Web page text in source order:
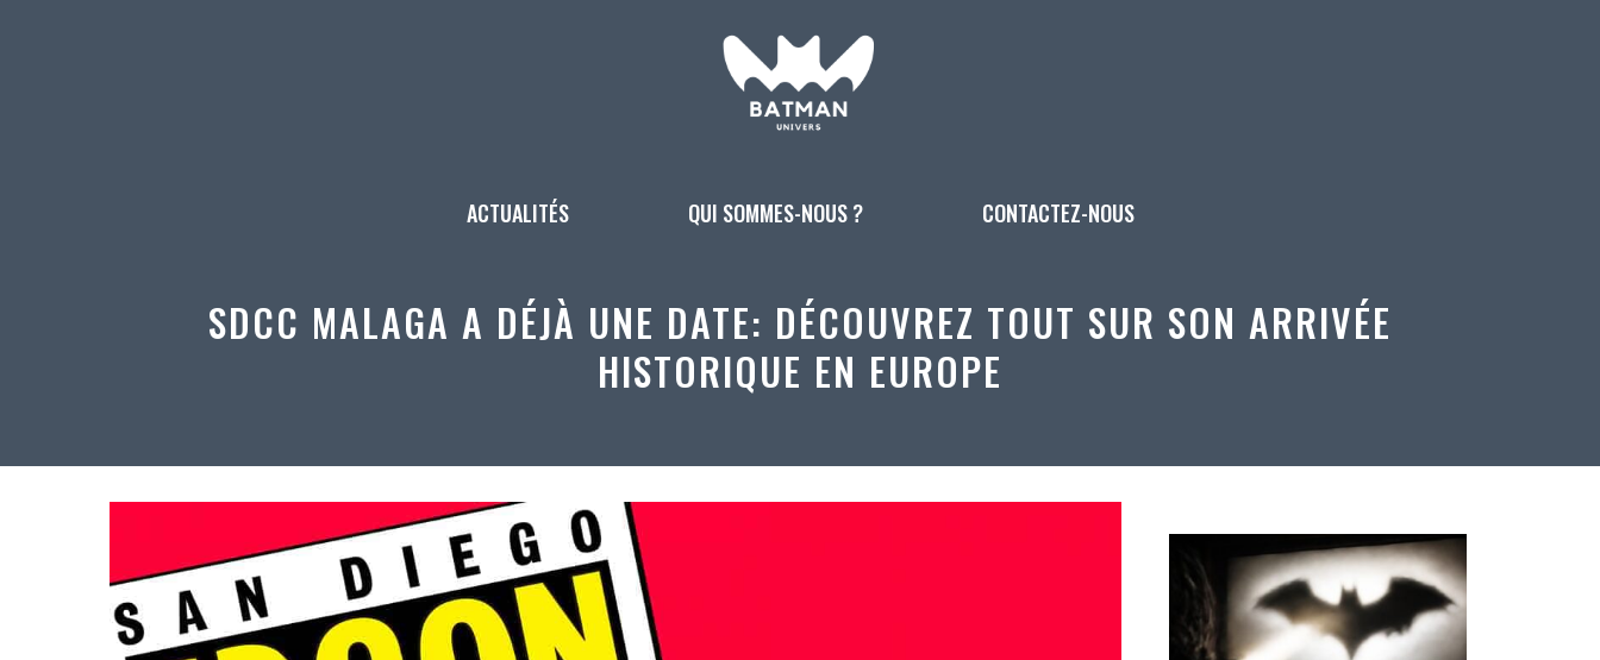
ACTUALITÉS QUI SOMMES-NOUS ? CONTACTEZ-NOUS
SDCC MALAGA A DÉJÀ UNE DATE: DÉCOUVREZ TOUT SUR SON ARRIVÉE
HISTORIQUE EN EUROPE